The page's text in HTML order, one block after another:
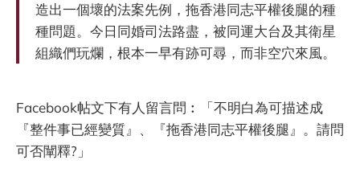
造出一個壞的法案先例，拖香港同志平權後腿的種
種問題。今日同婚司法路盡，被同運大台及其衛星
組織們玩爛，根本一早有跡可尋，而非空穴來風。
Facebook帖文下有人留言問︰「不明白為可描述成
『整件事已經變質』、『拖香港同志平權後腿』。請問
可否闡釋?」